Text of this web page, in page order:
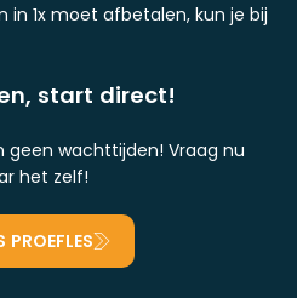
in 1x moet afbetalen, kun je bij
start direct!
wachttijden! Vraag nu
het zelf!
PROEFLES